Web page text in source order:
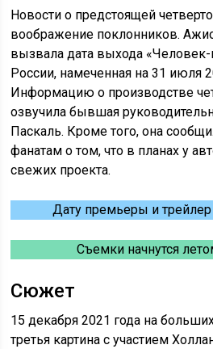
Новости о предстоящей
воображение поклонников.
вызвала дата выхода «Человек-
России, намеченная на 31 июля
Информацию о производстве
озвучила бывшая
Паскаль. Кроме того, она
фанатам о том, что в планах у
свежих проекта.
Дату премьеры и
Съемки начнутся
Сюжет
15 декабря 2021 года на
третья картина с участием